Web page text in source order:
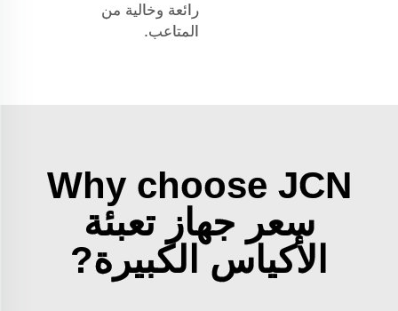
رائعة وخالية من
المتاعب.
Why choose JCN
سعر جهاز تعبئة
الأكياس الكبيرة?